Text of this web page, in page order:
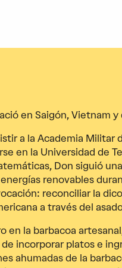
en Saigón, Vietnam
a la Academia Militar
en la Universidad de
Don siguió
renovables
reconciliar la
a través del
en la barbacoa
incorporar platos e
ahumadas de la